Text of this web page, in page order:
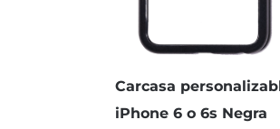
Carcasa
iPhone 6 o 6s Negra